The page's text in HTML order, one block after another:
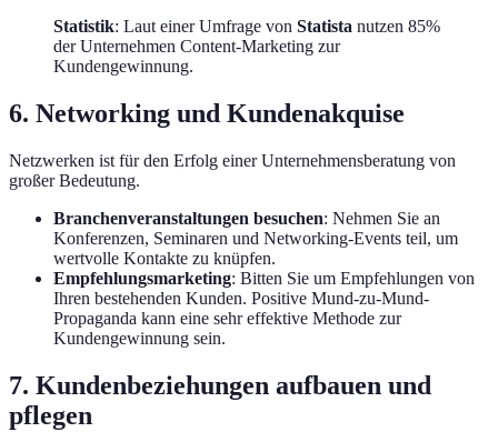
Statistik: Laut einer Umfrage von Statista nutzen 85%
der Unternehmen Content-Marketing zur
Kundengewinnung.
6. Networking und Kundenakquise
Netzwerken ist für den Erfolg einer Unternehmensberatung von
großer Bedeutung.
Branchenveranstaltungen besuchen: Nehmen Sie an
Konferenzen, Seminaren und Networking-Events teil, um
wertvolle Kontakte zu knüpfen.
Empfehlungsmarketing: Bitten Sie um Empfehlungen von
Ihren bestehenden Kunden. Positive Mund-zu-Mund-
Propaganda kann eine sehr effektive Methode zur
Kundengewinnung sein.
7. Kundenbeziehungen aufbauen und
pflegen